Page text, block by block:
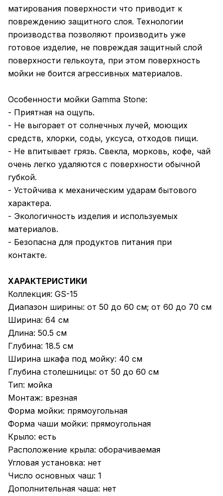
матирования поверхности что приводит к
повреждению защитного слоя. Технологии
производства позволяют производить уже
готовое изделие, не повреждая защитный слой
поверхности гелькоута, при этом поверхность
мойки не боится агрессивных материалов.
Особенности мойки Gamma Stone:
- Приятная на ощупь.
- Не выгорает от солнечных лучей, моющих
средств, хлорки, соды, уксуса, отходов пищи.
- Не впитывает грязь. Свекла, морковь, кофе, чай
очень легко удаляются с поверхности обычной
губкой.
- Устойчива к механическим ударам бытового
характера.
- Экологичность изделия и используемых
материалов.
- Безопасна для продуктов питания при
контакте.
ХАРАКТЕРИСТИКИ
Коллекция: GS-15
Диапазон ширины: от 50 до 60 см; от 60 до 70 см
Ширина: 64 см
Длина: 50.5 см
Глубина: 18.5 см
Ширина шкафа под мойку: 40 см
Глубина столешницы: от 50 до 60 см
Тип: мойка
Монтаж: врезная
Форма мойки: прямоугольная
Форма чаши мойки: прямоугольная
Крыло: есть
Расположение крыла: оборачиваемая
Угловая установка: нет
Число основных чаш: 1
Дополнительная чаша: нет